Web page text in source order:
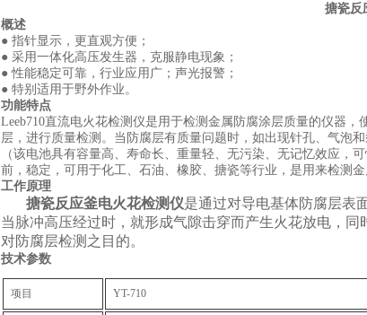
搪瓷反
概述
● 指针显示，更直观方便；
● 采用一体化高压发生器，克服静电现象；
● 性能稳定可靠，行业应用广；声光报警；
● 特别适用于野外作业。
功能特点
Leeb710直流电火花检测仪是用于检测金属防腐涂层质量的仪器
层，进行质量检测。当防腐层有质量问题时，如出现针孔、气泡
（该电池具有容量高、寿命长、重量轻、无污染、无记忆效应，
前，稳定，可用于化工、石油、橡胶、搪瓷等行业，是用来检测金
工作原理
搪瓷反应釜电火花检测仪是通过对导电基体防腐层表
当脉冲高压经过时，就形成气隙击穿而产生火花放电，
对防腐层检测之目的。
技术参数
项目 YT-710